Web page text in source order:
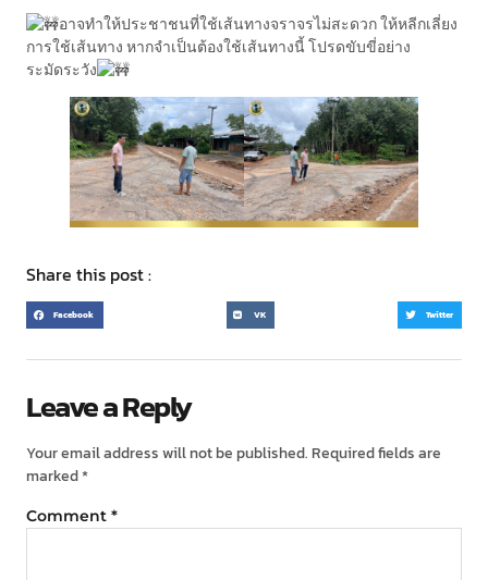
อาจทำให้ประชาชนที่ใช้เส้นทางจราจรไม่สะดวก ให้หลีกเลี่ยง
การใช้เส้นทาง หากจำเป็นต้องใช้เส้นทางนี้ โปรดขับขี่อย่าง
ระมัดระวัง
Share this post :
Facebook VK Twitter
Leave a Reply
Your email address will not be published. Required fields are
marked*
Comment *